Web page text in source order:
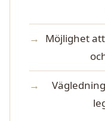
Möjlighet